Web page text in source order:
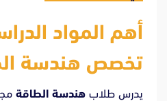
أهم المواد
تخصص هندسة
يدرس طلاب هندسة الطاقة